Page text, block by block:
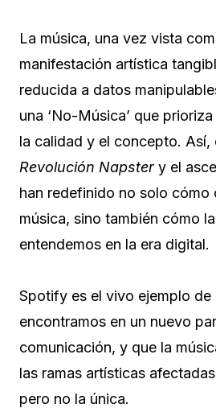
La música, una vez vista
manifestación artística
reducida a datos
una ‘No-Música’ que
la calidad y el concepto. Así,
Revolución Napstery el
han redefinido no solo cómo
música, sino también cómo
entendemos en la era digital.
Spotify es el vivo ejemplo de
encontramos en un nuevo
comunicación, y que la
las ramas artísticas
pero no la única.